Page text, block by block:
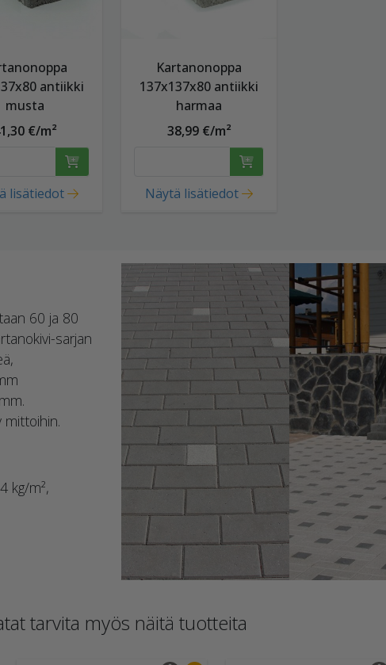
antiikki
musta
€/m²
lisätiedot
Kartanonoppa
137x137x80 antiikki
harmaa
38,99 €/m²
Näytä lisätiedot
60 ja 80
sarjan
kg/m²,
tarvita myös näitä tuotteita